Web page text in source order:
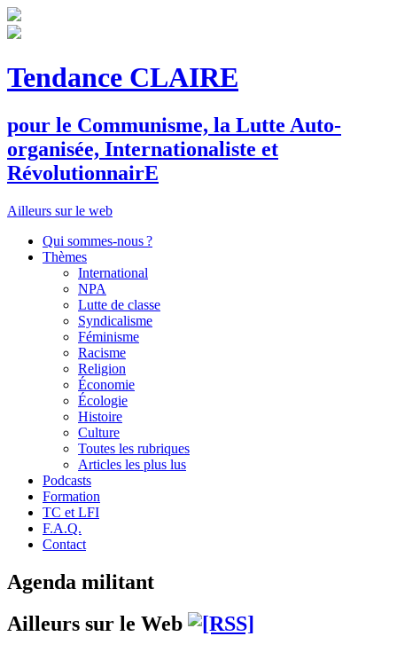
Tendance CLAIRE
pour le Communisme, la Lutte Auto-
organisée, Internationaliste et
RévolutionnairE
Ailleurs sur le web
Qui sommes-nous ?
Thèmes
International
NPA
Lutte de classe
Syndicalisme
Féminisme
Racisme
Religion
Économie
Écologie
Histoire
Culture
Toutes les rubriques
Articles les plus lus
Podcasts
Formation
TC et LFI
F.A.Q.
Contact
Agenda militant
Ailleurs sur le Web